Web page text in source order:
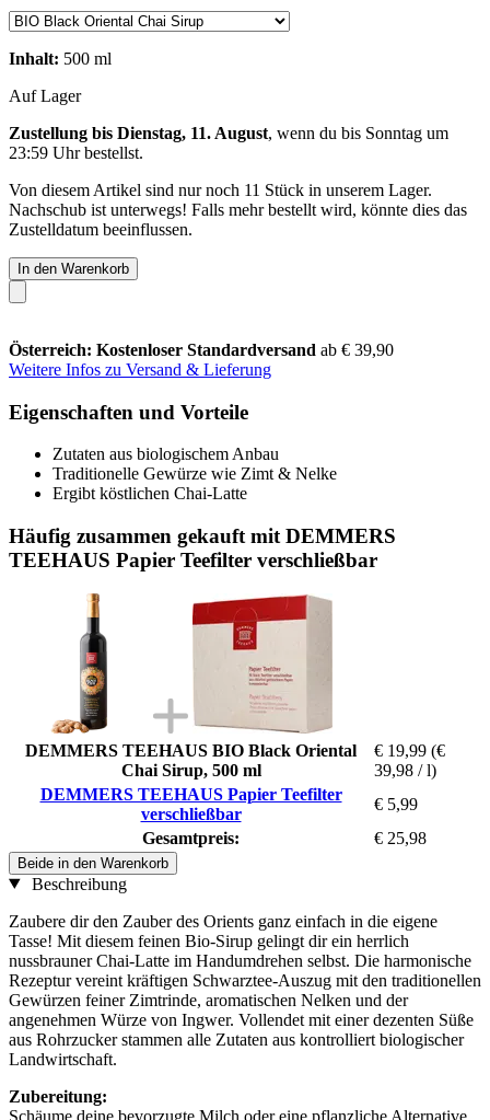
Inhalt: 500 ml
Auf Lager
Zustellung bis Dienstag, 11. August, wenn du bis Sonntag um
23:59 Uhrbestellst.
Von diesem Artikel sind nur noch 11 Stück in unserem Lager.
Nachschub ist unterwegs! Falls mehr bestellt wird, könnte dies das
Zustelldatum beeinflussen.
In den Warenkorb
Österreich: Kostenloser Standardversand ab € 39,90
Weitere Infos zu Versand & Lieferung
Eigenschaften und Vorteile
Zutaten aus biologischem Anbau
Traditionelle Gewürze wie Zimt & Nelke
Ergibt köstlichen Chai-Latte
Häufig zusammen gekauft mit DEMMERS
TEEHAUS Papier Teefilter verschließbar
DEMMERS TEEHAUS BIO Black Oriental
Chai Sirup, 500 ml
€ 19,99 (€
39,98 / l)
DEMMERS TEEHAUS Papier Teefilter
verschließbar
€ 5,99
Gesamtpreis:
€ 25,98
Beide in den Warenkorb
Beschreibung
Zaubere dir den Zauber des Orients ganz einfach in die eigene
Tasse! Mit diesem feinen Bio-Sirup gelingt dir ein herrlich
nussbrauner Chai-Latte im Handumdrehen selbst. Die harmonische
Rezeptur vereint kräftigen Schwarztee-Auszug mit den traditionellen
Gewürzen feiner Zimtrinde, aromatischen Nelken und der
angenehmen Würze von Ingwer. Vollendet mit einer dezenten Süße
aus Rohrzucker stammen alle Zutaten aus kontrolliert biologischer
Landwirtschaft.
Zubereitung:
Schäume deine bevorzugte Milch oder eine pflanzliche Alternative